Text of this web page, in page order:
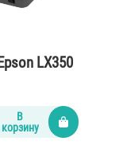
LX350
В
корзину